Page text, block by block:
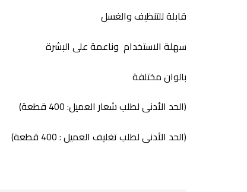
قابلة للتنظيف والغسل
سهلة الاستخدام وناعمة على البشرة
بالوان مختلفة
(الحد الأدنى لطلب شعار العميل: 400 قطعة)
(الحد الأدنى لطلب تغليف العميل : 400 قطعة)